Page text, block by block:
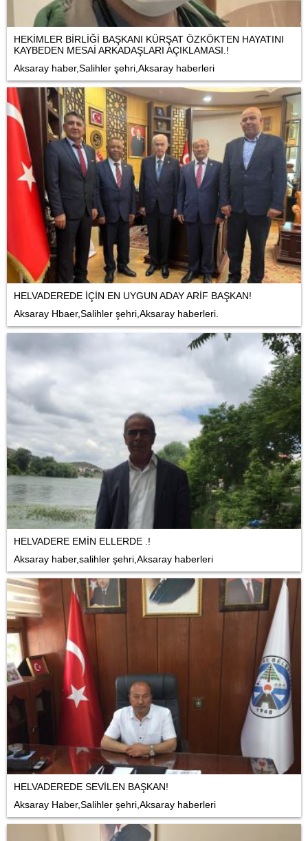
HEKİMLER BİRLİĞİ BAŞKANI KÜRŞAT ÖZKÖKTEN HAYATINI
KAYBEDEN MESAİ ARKADAŞLARI AÇIKLAMASI.!
Aksaray haber,Salihler şehri,Aksaray haberleri
HELVADEREDE İÇİN EN UYGUN ADAY ARİF BAŞKAN!
Aksaray Hbaer,Salihler şehri,Aksaray haberleri.
HELVADERE EMİN ELLERDE .!
Aksaray haber,salihler şehri,Aksaray haberleri
HELVADEREDE SEVİLEN BAŞKAN!
Aksaray Haber,Salihler şehri,Aksaray haberleri